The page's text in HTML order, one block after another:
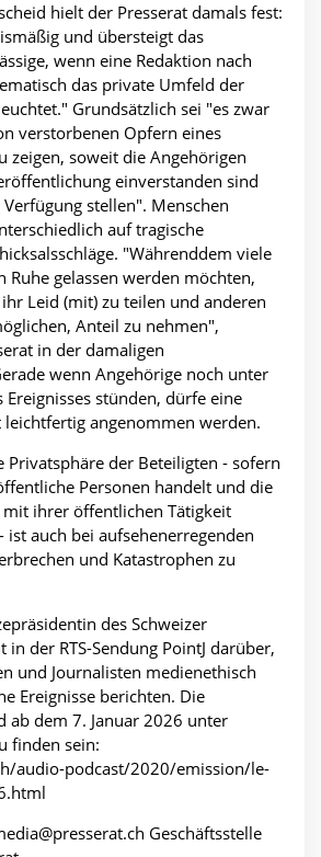
hielt der Presserat damals fest:
und übersteigt das
wenn eine Redaktion nach
das private Umfeld der
Grundsätzlich sei "es zwar
verstorbenen Opfern eines
zeigen, soweit die Angehörigen
einverstanden sind
stellen". Menschen
auf tragische
"Währenddem viele
Ruhe gelassen werden möchten,
Leid (mit) zu teilen und anderen
Anteil zu nehmen",
in der damaligen
wenn Angehörige noch unter
Ereignisses stünden, dürfe eine
angenommen werden.
Privatsphäre der Beteiligten - sofern
Personen handelt und die
ihrer öffentlichen Tätigkeit
ist auch bei aufsehenerregenden
und Katastrophen zu
des Schweizer
in der RTS-Sendung PointJ darüber,
und Journalisten medienethisch
Ereignisse berichten. Die
ab dem 7. Januar 2026 unter
finden sein:
audio-podcast/2020/emission/le-
Geschäftsstelle